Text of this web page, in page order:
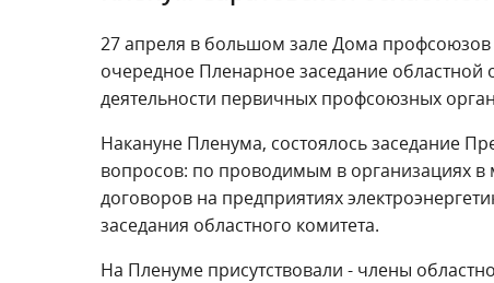
27 апреля в большом зале Дома профсоюзов
очередное Пленарное заседание
деятельности первичных профсоюзных
Накануне Пленума, состоялось заседание
вопросов: по проводимым в организациях
договоров на предприятиях
заседания областного комитета.
На Пленуме присутствовали - члены